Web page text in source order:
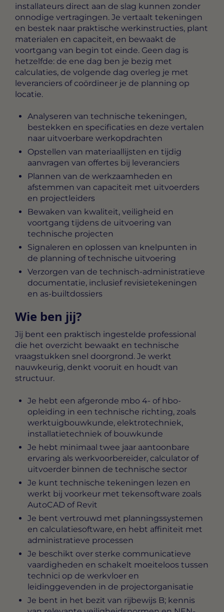
installateurs direct aan de slag kunnen zonder
onnodige vertragingen. Je vertaalt tekeningen
en bestek naar praktische werkinstructies, plant
materialen en capaciteit, en bewaakt de
voortgang van begin tot einde. Geen dag is
hetzelfde: de ene dag ben je bezig met
calculaties, de volgende dag overleg je met
leveranciers of coördineer je de planning op
locatie.
Analyseren van technische tekeningen,
bestekken en specificaties en deze vertalen
naar uitvoerbare werkopdrachten
Opstellen van materiaallijsten en tijdig
aanvragen van offertes bij leveranciers
Plannen van de werkzaamheden en
afstemmen van capaciteit met uitvoerders
en projectleiders
Bewaken van kwaliteit, veiligheid en
voortgang tijdens de uitvoering van
technische projecten
Signaleren en oplossen van knelpunten in
de planning of technische uitvoering
Verzorgen van de technisch-administratieve
documentatie, inclusief revisietekeningen
en as-builtdossiers
Wie ben jij?
Jij bent een praktisch ingestelde professional
die het overzicht bewaakt en technische
vraagstukken snel doorgrond. Je werkt
nauwkeurig, denkt vooruit en houdt van
structuur.
Je hebt een afgeronde mbo 4- of hbo-
opleiding in een technische richting, zoals
werktuigbouwkunde, elektrotechniek,
installatietechniek of bouwkunde
Je hebt minimaal twee jaar aantoonbare
ervaring als werkvoorbereider, calculator of
uitvoerder binnen de technische sector
Je kunt technische tekeningen lezen en
werkt bij voorkeur met tekensoftware zoals
AutoCAD of Revit
Je bent vertrouwd met planningssystemen
en calculatiesoftware, en hebt affiniteit met
administratieve processen
Je beschikt over sterke communicatieve
vaardigheden en schakelt moeiteloos tussen
technici op de werkvloer en
leidinggevenden in de projectorganisatie
Je bent in het bezit van rijbewijs B; kennis